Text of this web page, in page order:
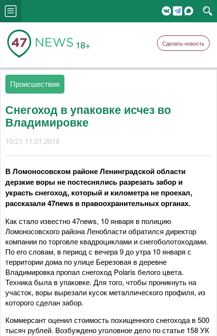
18+ Сделать новость
Происшествия
Снегоход в упаковке исчез во
Владимировке
10:21 11.01.2018
В Ломоносовском районе Ленинградской области
дерзкие воры не постеснялись разрезать забор и
украсть снегоход, который и километра не проехал,
рассказали 47news в правоохранительных органах.
Как стало известно 47news, 10 января в полицию
Ломоносовского района Ленобласти обратился директор
компании по торговле квадроциклами и снегоболотоходами.
По его словам, в период с вечера 9 до утра 10 января с
территории дома по улице Березовая в деревне
Владимировка пропал снегоход Polaris белого цвета.
Техника была в упаковке. Для того, чтобы проникнуть на
участок, воры вырезали кусок металлического профиля, из
которого сделан забор.
Коммерсант оценил стоимость похищенного снегохода в 500
тысяч рублей. Возбуждено уголовное дело по статье 158 УК